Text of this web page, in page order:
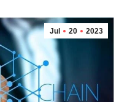
Jul 20 2023